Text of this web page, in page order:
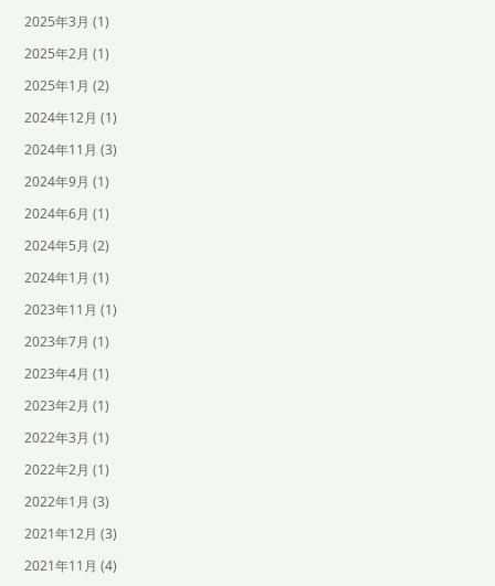
2025年3月 (1)
2025年2月 (1)
2025年1月 (2)
2024年12月 (1)
2024年11月 (3)
2024年9月 (1)
2024年6月 (1)
2024年5月 (2)
2024年1月 (1)
2023年11月 (1)
2023年7月 (1)
2023年4月 (1)
2023年2月 (1)
2022年3月 (1)
2022年2月 (1)
2022年1月 (3)
2021年12月 (3)
2021年11月 (4)